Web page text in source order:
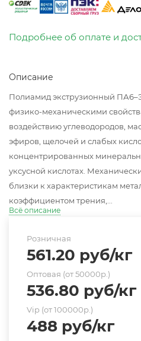
Подробнее об оплате и
Описание
Полиамид экструзионный
физико-механическими
воздействию углеводородов,
эфиров, щелочей и слабых
концентрированных
уксусной кислотах.
близки к характеристикам
коэффициентом трения,...
Всё описание
Розничная
561.20 руб/кг
Оптовая (от 50000р.)
536.80 руб/кг
Vip (от 100000р.)
488 руб/кг